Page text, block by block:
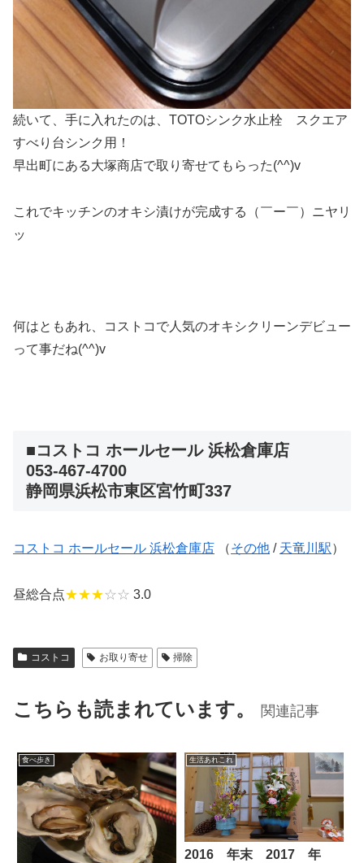
続いて、手に入れたのは、TOTOシンク水止栓 スクエア
すべり台シンク用！
早出町にある大塚商店で取り寄せてもらった(^^)v
これでキッチンのオキシ漬けが完成する（￣ー￣）ニヤリ
ッ
何はともあれ、コストコで人気のオキシクリーンデビュー
って事だね(^^)v
■コストコ ホールセール 浜松倉庫店
053-467-4700
静岡県浜松市東区宮竹町337
コストコ ホールセール 浜松倉庫店 （その他 / 天竜川駅）
昼総合点★★★☆☆ 3.0
コストコ お取り寄せ 掃除
こちらも読まれています。 関連記事
食べ歩き 生活あれこれ
2016 年末 2017 年